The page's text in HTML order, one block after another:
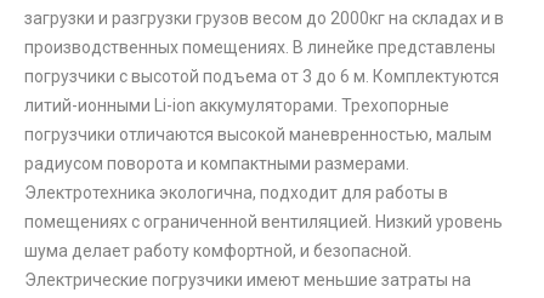
загрузки и разгрузки грузов весом до 2000кг на складах и в
производственных помещениях. В линейке представлены
погрузчики с высотой подъема от 3 до 6 м. Комплектуются
литий-ионными Li-ion аккумуляторами. Трехопорные
погрузчики отличаются высокой маневренностью, малым
радиусом поворота и компактными размерами.
Электротехника экологична, подходит для работы в
помещениях с ограниченной вентиляцией. Низкий уровень
шума делает работу комфортной, и безопасной.
Электрические погрузчики имеют меньшие затраты на